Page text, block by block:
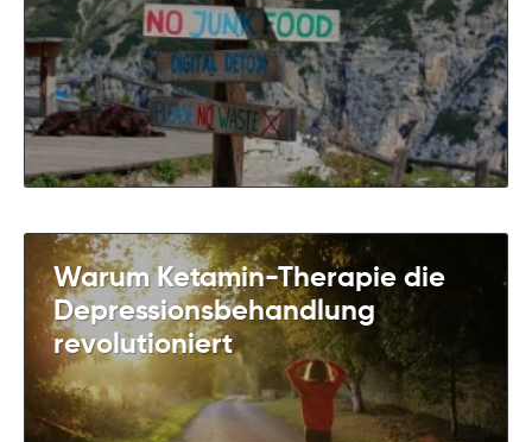
Warum Ketamin-Therapie die
Depressionsbehandlung
revolutioniert